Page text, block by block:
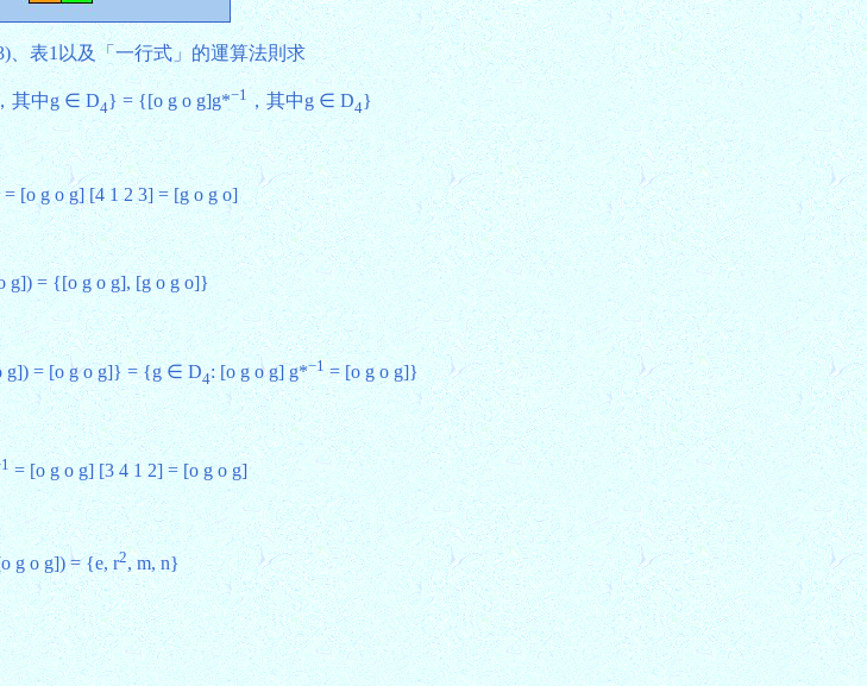
、表1以及「一行式」的運算法則求
其中g ∈ D4} = {[o g o g]g*−1，其中g ∈ D4}
= [o g o g] [4 1 2 3] = [g o g o]
g]) = {[o g o g], [g o g o]}
g]) = [o g o g]} = {g ∈ D4: [o g o g] g*−1= [o g o g]}
= [o g o g] [3 4 1 2] = [o g o g]
g o g]) = {e, r2, m, n}